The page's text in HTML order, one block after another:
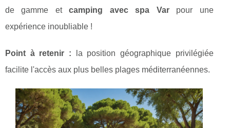
de gamme etcamping avec spa Varpour une
expérience inoubliable !
Point à retenir : la position géographique privilégiée
facilite l'accès aux plus belles plages méditerranéennes.